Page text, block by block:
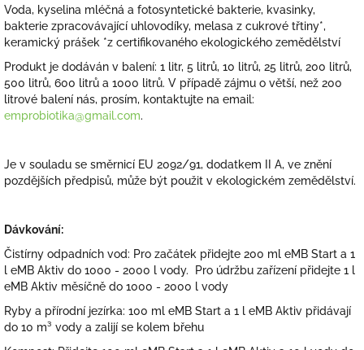
Voda, kyselina mléčná a fotosyntetické bakterie, kvasinky,
bakterie zpracovávající uhlovodíky, melasa z cukrové třtiny*,
keramický prášek *z certifikovaného ekologického zemědělství
Produkt je dodáván v balení: 1 litr, 5 litrů, 10 litrů, 25 litrů, 200 litrů,
500 litrů, 600 litrů a 1000 litrů. V případě zájmu o větší, než 200
litrové balení nás, prosím, kontaktujte na email:
emprobiotika@gmail.com.
Je v souladu se směrnicí EU 2092/91, dodatkem II A, ve znění
pozdějších předpisů, může být použit v ekologickém zemědělství.
Dávkování:
Čistírny odpadních vod: Pro začátek přidejte 200 ml eMB Start a 1
l eMB Aktiv do 1000 - 2000 l vody. Pro údržbu zařízení přidejte 1 l
eMB Aktiv měsíčně do 1000 - 2000 l vody
Ryby a přírodní jezírka: 100 ml eMB Start a 1 l eMB Aktiv přidávají
do 10 m³ vody a zalijí se kolem břehu